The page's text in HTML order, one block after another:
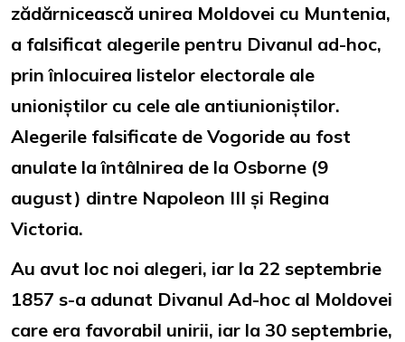
zădărnicească unirea Moldovei cu Muntenia,
a falsificat alegerile pentru Divanul ad-hoc,
prin înlocuirea listelor electorale ale
unioniștilor cu cele ale antiunioniștilor.
Alegerile falsificate de Vogoride au fost
anulate la întâlnirea de la Osborne (9
august) dintre Napoleon III și Regina
Victoria.
Au avut loc noi alegeri, iar la 22 septembrie
1857 s-a adunat Divanul Ad-hoc al Moldovei
care era favorabil unirii, iar la 30 septembrie,